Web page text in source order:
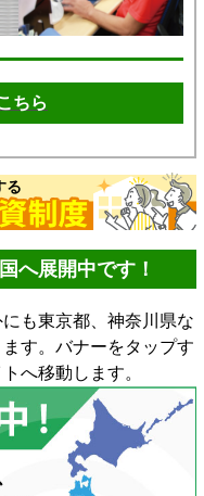
ちら
る
へ展開中です！
も東京都、神奈川県な
す。バナーをタップす
へ移動します。